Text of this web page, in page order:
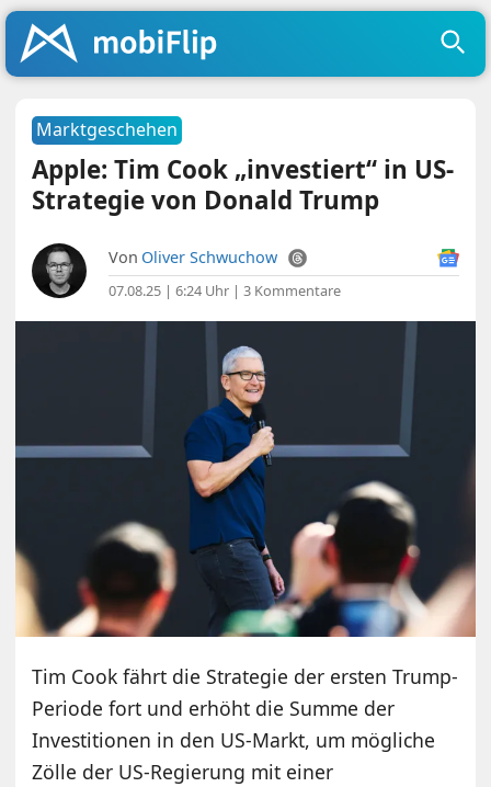
Marktgeschehen
Apple: Tim Cook „investiert“ in US-
Strategie von Donald Trump
Von Oliver Schwuchow
07.08.25 | 6:24 Uhr |3 Kommentare
Tim Cook fährt die Strategie der ersten Trump-
Periode fort und erhöht die Summe der
Investitionen in den US-Markt, um mögliche
Zölle der US-Regierung mit einer